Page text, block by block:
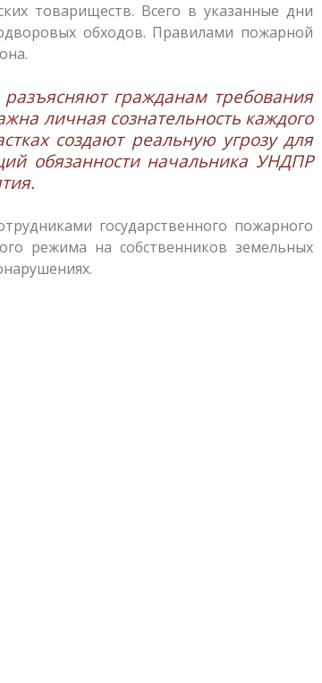
товариществ. Всего в указанные дни
обходов. Правилами пожарной
гражданам требования
личная сознательность каждого
создают реальную угрозу для
обязанности начальника УНДПР
государственного пожарного
режима на собственников земельных